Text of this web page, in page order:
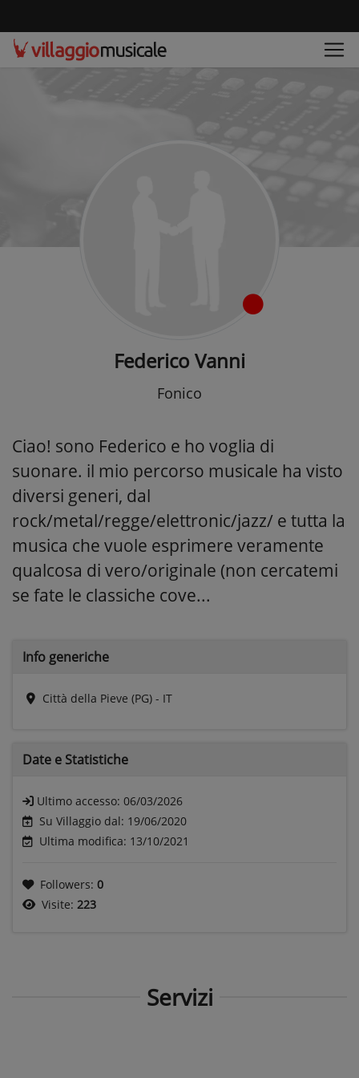
Federico Vanni
Fonico
Ciao! sono Federico e ho voglia di
suonare. il mio percorso musicale ha visto
diversi generi, dal
rock/metal/regge/elettronic/jazz/ e tutta la
musica che vuole esprimere veramente
qualcosa di vero/originale (non cercatemi
se fate le classiche cove...
Info generiche
Città della Pieve (PG) - IT
Date e Statistiche
Ultimo accesso: 06/03/2026
Su Villaggio dal: 19/06/2020
Ultima modifica: 13/10/2021
Followers: 0
Visite: 223
Servizi